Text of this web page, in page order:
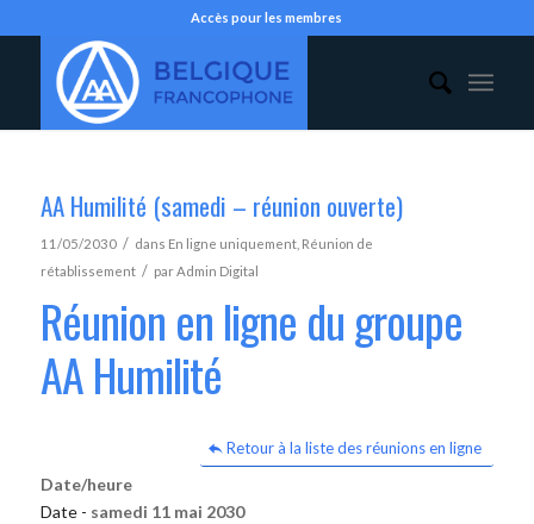
Accès pour les membres
AA Humilité (samedi – réunion ouverte)
11/05/2030 / dans En ligne uniquement, Réunion de
rétablissement / parAdmin Digital
Réunion en ligne du groupe
AA Humilité
Retour à la liste des réunions en ligne
Date/heure
Date - samedi 11 mai 2030